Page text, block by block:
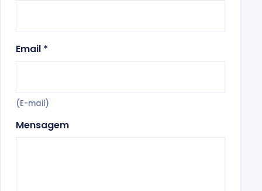
Email *
(E-mail)
Mensagem